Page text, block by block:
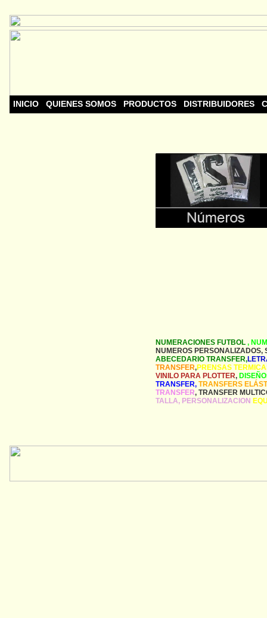
INICIO QUIENES SOMOS PRODUCTOS DISTRIBUIDORES
NUMERACIONES FUTBOL ,
NUMEROS
ABECEDARIO TRANSFER,
TRANSFER,PRENSAS
VINILO PARA PLOTTER,
TRANSFER, TRANSFERS
TRANSFER, TRANSFER
TALLA, PERSONALIZACION